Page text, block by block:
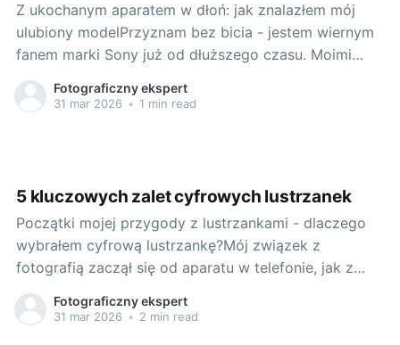
Z ukochanym aparatem w dłoń: jak znalazłem mój
ulubiony modelPrzyznam bez bicia - jestem wiernym
fanem marki Sony już od dłuższego czasu. Moimi
oczami przewinęło się wiele aparatów, jednak to
zawsze Sony potrafiło sprostać moim wymaganiom.
Fotograficzny ekspert
31 mar 2026 • 1 min read
5 kluczowych zalet cyfrowych lustrzanek
Początki mojej przygody z lustrzankami - dlaczego
wybrałem cyfrową lustrzankę?Mój związek z
fotografią zaczął się od aparatu w telefonie, jak z
pewnością wielu z was. Lecz pragnienie uczynienia
moich zdjęć czymś wyjątkowym skłoniło mnie do
Fotograficzny ekspert
31 mar 2026 • 2 min read